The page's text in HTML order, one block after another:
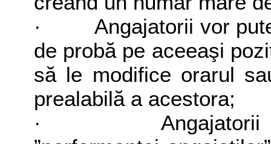
· Angajatorii vor putea
de probă pe aceeaşi
să le modifice orarul
prealabilă a acestora;
· Angajatorii pot